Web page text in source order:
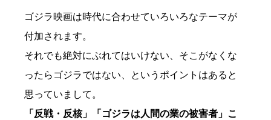
ゴジラ映画は時代に合わせていろいろなテーマが
付加されます。
それでも絶対にぶれてはいけない、そこがなくな
ったらゴジラではない、というポイントはあると
思っていまして。
「反戦・反核」「ゴジラは人間の業の被害者」こ